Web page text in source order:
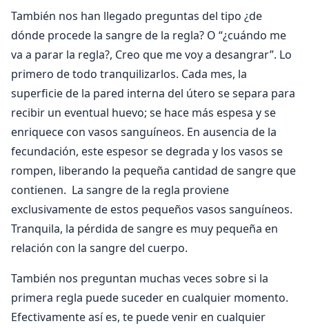
También nos han llegado preguntas del tipo ¿de
dónde procede la sangre de la regla? O “¿cuándo me
va a parar la regla?, Creo que me voy a desangrar”. Lo
primero de todo tranquilizarlos. Cada mes, la
superficie de la pared interna del útero se separa para
recibir un eventual huevo; se hace más espesa y se
enriquece con vasos sanguíneos. En ausencia de la
fecundación, este espesor se degrada y los vasos se
rompen, liberando la pequeña cantidad de sangre que
contienen. La sangre de la regla proviene
exclusivamente de estos pequeños vasos sanguíneos.
Tranquila, la pérdida de sangre es muy pequeña en
relación con la sangre del cuerpo.
También nos preguntan muchas veces sobre si la
primera regla puede suceder en cualquier momento.
Efectivamente así es, te puede venir en cualquier